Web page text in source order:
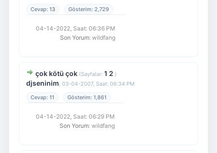
13
2,729
04-14-2022, Saat: 06:36 PM
Son Yorum: wildfang
çok kötü çok (Sayfalar: 1 2 )
djseninim, 03-04-2007, Saat: 06:34 PM
11
1,861
04-14-2022, Saat: 06:29 PM
Son Yorum: wildfang